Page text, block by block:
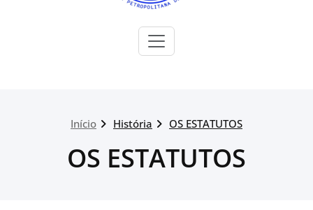
Academia Petropolitana de
Letras
Início História OS ESTATUTOS
OS ESTATUTOS